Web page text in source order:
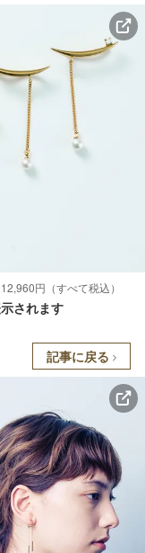
円（すべて税込）
されます
記事に戻る